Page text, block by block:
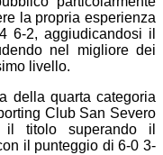
la propria esperienza
6-2, aggiudicandosi il
nel migliore dei
livello.
della quarta categoria
Club San Severo
il titolo superando il
il punteggio di 6-0 3-